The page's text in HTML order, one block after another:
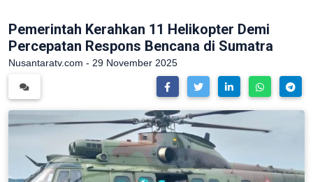
Pemerintah Kerahkan 11 Helikopter Demi
Percepatan Respons Bencana di Sumatra
Nusantaratv.com - 29 November 2025